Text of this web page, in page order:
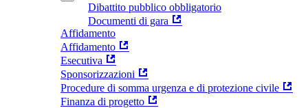
Dibattito pubblico obbligatorio
Documenti di gara
Affidamento
Affidamento
Esecutiva
Sponsorizzazioni
Procedure di somma urgenza e di protezione civile
Finanza di progetto